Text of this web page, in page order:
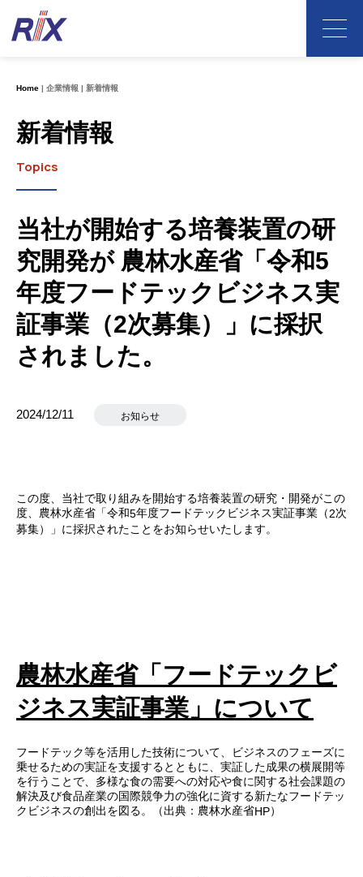
Home 企業情報 新着情報
新着情報
Topics
当社が開始する培養装置の研
究開発が 農林水産省「令和5
年度フードテックビジネス実
証事業（2次募集）」に採択
されました。
2024/12/11 お知らせ
この度、当社で取り組みを開始する培養装置の研究・開発がこの
度、農林水産省「令和5年度フードテックビジネス実証事業（2次
募集）」に採択されたことをお知らせいたします。
農林水産省「フードテックビ
ジネス実証事業」について
フードテック等を活用した技術について、ビジネスのフェーズに
乗せるための実証を支援するとともに、実証した成果の横展開等
を行うことで、多様な食の需要への対応や食に関する社会課題の
解決及び食品産業の国際競争力の強化に資する新たなフードテッ
クビジネスの創出を図る。（出典：農林水産省HP）